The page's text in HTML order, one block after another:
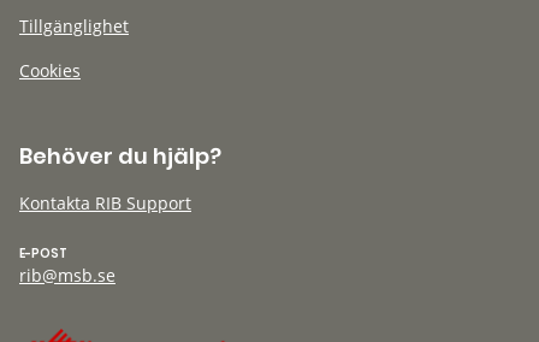
Tillgänglighet
Cookies
Behöver du hjälp?
Kontakta RIB Support
E-POST
rib@msb.se